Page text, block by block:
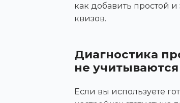
как добавить простой
квизов.
Диагностика
не учитываются
Если вы используете